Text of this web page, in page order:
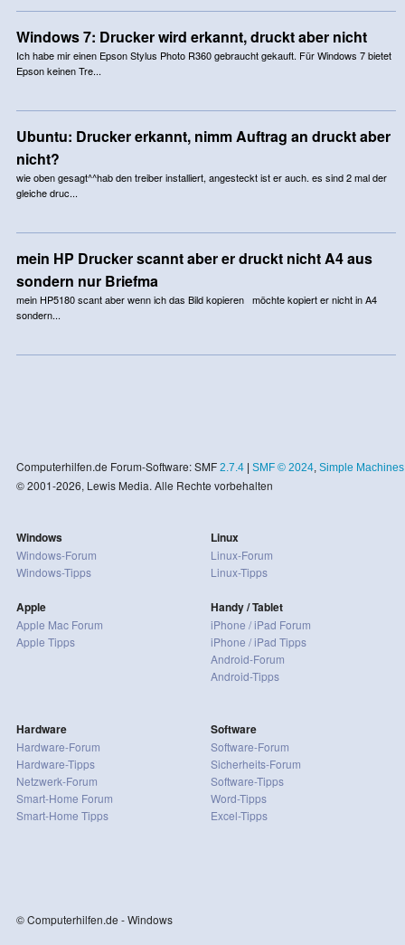
Windows 7: Drucker wird erkannt, druckt aber nicht
Ich habe mir einen Epson Stylus Photo R360 gebraucht gekauft. Für Windows 7 bietet
Epson keinen Tre...
Ubuntu: Drucker erkannt, nimm Auftrag an druckt aber
nicht?
wie oben gesagt^^hab den treiber installiert, angesteckt ist er auch. es sind 2 mal der
gleiche druc...
mein HP Drucker scannt aber er druckt nicht A4 aus
sondern nur Briefma
mein HP5180 scant aber wenn ich das Bild kopieren möchte kopiert er nicht in A4
sondern...
Computerhilfen.de Forum-Software: SMF 2.7.4| SMF © 2024, Simple Machines
© 2001-2026, Lewis Media. Alle Rechte vorbehalten
Windows
Windows-Forum
Windows-Tipps
Apple
Apple Mac Forum
Apple Tipps
Linux
Linux-Forum
Linux-Tipps
Handy / Tablet
iPhone / iPad Forum
iPhone / iPad Tipps
Android-Forum
Android-Tipps
Hardware
Hardware-Forum
Hardware-Tipps
Netzwerk-Forum
Smart-Home Forum
Smart-Home Tipps
Software
Software-Forum
Sicherheits-Forum
Software-Tipps
Word-Tipps
Excel-Tipps
© Computerhilfen.de - Windows